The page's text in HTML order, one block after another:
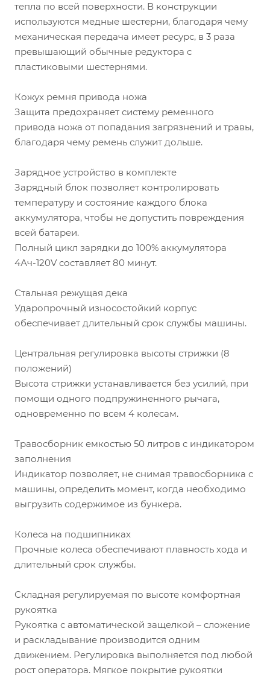
тепла по всей поверхности. В конструкции
используются медные шестерни, благодаря чему
механическая передача имеет ресурс, в 3 раза
превышающий обычные редуктора с
пластиковыми шестернями.
Кожух ремня привода ножа
Защита предохраняет систему ременного
привода ножа от попадания загрязнений и травы,
благодаря чему ремень служит дольше.
Зарядное устройство в комплекте
Зарядный блок позволяет контролировать
температуру и состояние каждого блока
аккумулятора, чтобы не допустить повреждения
всей батареи.
Полный цикл зарядки до 100% аккумулятора
4Ач-120V составляет 80 минут.
Стальная режущая дека
Ударопрочный износостойкий корпус
обеспечивает длительный срок службы машины.
Центральная регулировка высоты стрижки (8
положений)
Высота стрижки устанавливается без усилий, при
помощи одного подпружиненного рычага,
одновременно по всем 4 колесам.
Травосборник емкостью 50 литров с индикатором
заполнения
Индикатор позволяет, не снимая травосборника с
машины, определить момент, когда необходимо
выгрузить содержимое из бункера.
Колеса на подшипниках
Прочные колеса обеспечивают плавность хода и
длительный срок службы.
Складная регулируемая по высоте комфортная
рукоятка
Рукоятка с автоматической защелкой – сложение
и раскладывание производится одним
движением. Регулировка выполняется под любой
рост оператора. Мягкое покрытие рукоятки